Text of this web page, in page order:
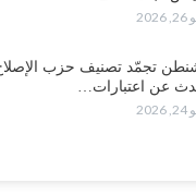
تجمّد تصنيف حزب
عن اعتبارات…